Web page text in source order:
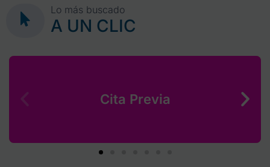
Lo más buscado
A UN CLIC
Cita Previa